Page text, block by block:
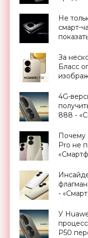
Не
смарт-
июня -
За
Бласс
4G-
888 -
Почему
Pro не
-
У
P50